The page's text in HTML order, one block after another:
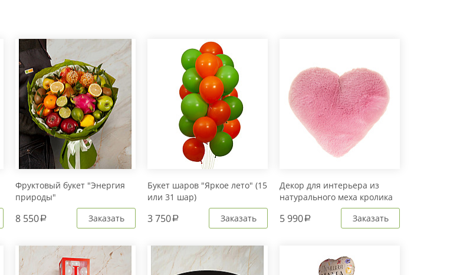
Фруктовый букет "Энергия
природы"
8 550a Заказать
Букет шаров "Яркое лето" (15
или 31 шар)
3 750a Заказать
Декор для интерьера из
натурального меха кролика
Рекс "Сердце" IM20601
5 990a Заказать